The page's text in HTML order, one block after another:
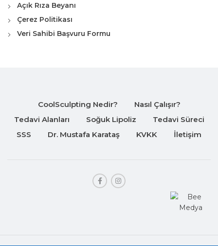
Açık Rıza Beyanı
Çerez Politikası
Veri Sahibi Başvuru Formu
CoolSculpting Nedir?
Nasıl Çalışır?
Tedavi Alanları
Soğuk Lipoliz
Tedavi Süreci
SSS
Dr. Mustafa Karataş KVKK İletişim